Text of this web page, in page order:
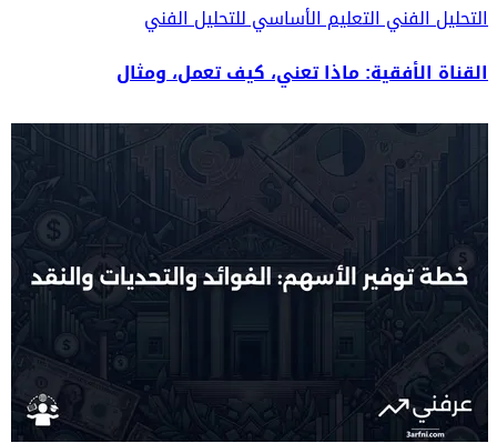
التحليل الفنيالتعليم الأساسي للتحليل الفني
القناة الأفقية: ماذا تعني، كيف تعمل، ومثال